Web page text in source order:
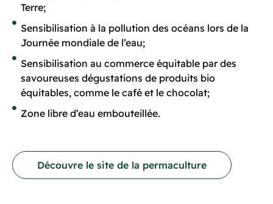
Terre;
Sensibilisation à la pollution des océans lors de la
Journée mondiale de l’eau;
Sensibilisation au commerce équitable par des
savoureuses dégustations de produits bio
équitables, comme le café et le chocolat;
Zone libre d’eau embouteillée.
Découvre le site de la permaculture